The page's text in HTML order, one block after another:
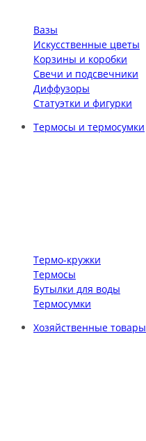
Вазы
Искусственные цветы
Корзины и коробки
Свечи и подсвечники
Диффузоры
Статуэтки и фигурки
Термосы и термосумки
Термо-кружки
Термосы
Бутылки для воды
Термосумки
Хозяйственные товары